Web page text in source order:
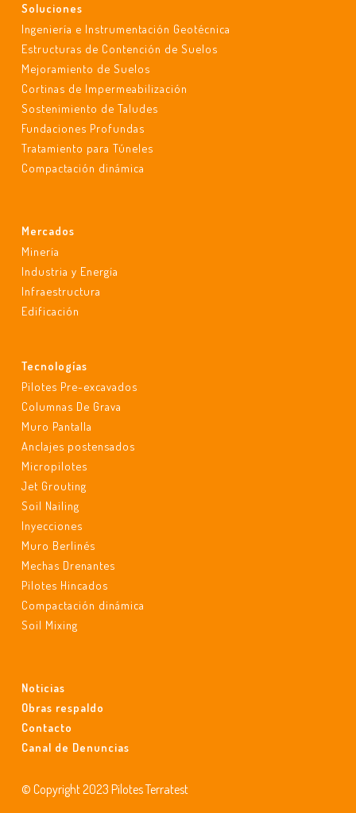
Soluciones
Ingeniería e Instrumentación Geotécnica
Estructuras de Contención de Suelos
Mejoramiento de Suelos
Cortinas de Impermeabilización
Sostenimiento de Taludes
Fundaciones Profundas
Tratamiento para Túneles
Compactación dinámica
Mercados
Minería
Industria y Energía
Infraestructura
Edificación
Tecnologías
Pilotes Pre-excavados
Columnas De Grava
Muro Pantalla
Anclajes postensados
Micropilotes
Jet Grouting
Soil Nailing
Inyecciones
Muro Berlinés
Mechas Drenantes
Pilotes Hincados
Compactación dinámica
Soil Mixing
Noticias
Obras respaldo
Contacto
Canal de Denuncias
© Copyright 2023 Pilotes Terratest